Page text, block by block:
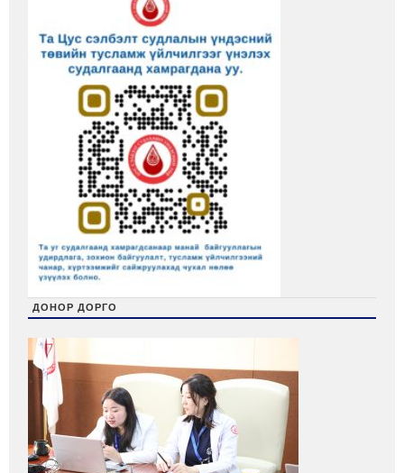
ДОНОР ДОРГО